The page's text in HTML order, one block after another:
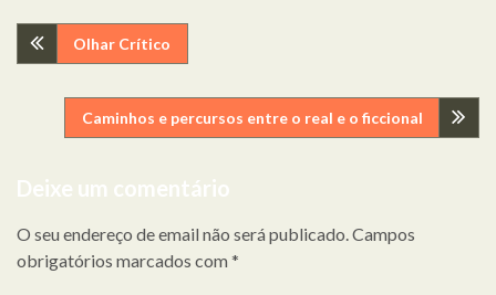
Navegação
artigos
Olhar Crítico
Caminhos e percursos entre o real e o ficcional
Deixe um comentário
O seu endereço de email não será publicado. Campos
obrigatórios marcados com *